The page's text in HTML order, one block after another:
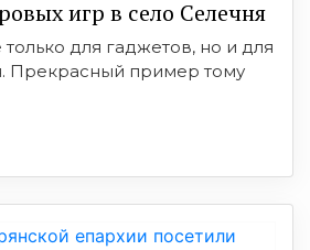
игр в село Селечня
для гаджетов, но и для
Прекрасный пример тому